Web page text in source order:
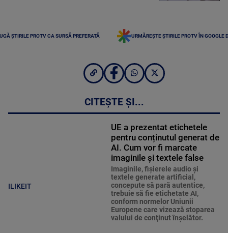
ȘTIRILE PROTV CA SURSĂ PREFERATĂ URMĂREȘTE ȘTIRILE PROTV ÎN GOOGLE
CITEȘTE ȘI...
ILIKEIT
UE a prezentat etichetele
pentru conținutul generat de
AI. Cum vor fi marcate
imaginile și textele false
Imaginile, fişierele audio şi
textele generate artificial,
concepute să pară autentice,
trebuie să fie etichetate AI,
conform normelor Uniunii
Europene care vizează stoparea
valului de conţinut înşelător.